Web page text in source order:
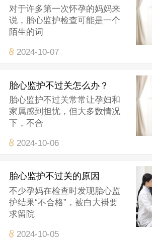
对于许多第一次怀孕的妈妈来
说，胎心监护检查可能是一个
陌生的词
2024-10-07
胎心监护不过关怎么办？
胎心监护不过关常常让孕妇和
家属感到担忧，但大多数情况
下，不合
2024-10-06
胎心监护不过关的原因
不少孕妈在检查时发现胎心监
护结果“不合格”，被白大褂要
求留院
2024-10-05